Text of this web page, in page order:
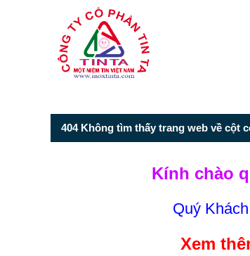
Từ mục này trở xuống là mã nguồn Zalo
404 Không tìm thấy trang web về cột
Kính chào
Quý
Xem